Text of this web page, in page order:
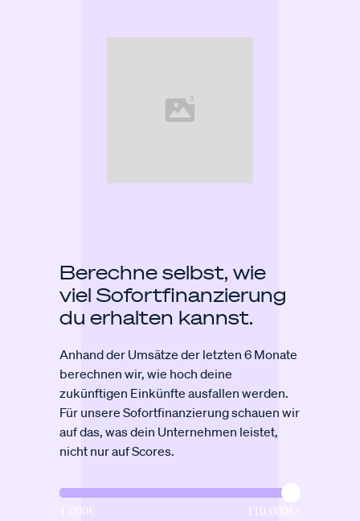
Berechne selbst, wie
viel Sofort­finanzierung
du erhalten kannst.
Anhand der Umsätze der letzten 6 Monate
berechnen wir, wie hoch deine
zukünftigen Einkünfte ausfallen werden.
Für unsere Sofortfinanzierung schauen wir
auf das, was dein Unternehmen leistet,
nicht nur auf Scores.